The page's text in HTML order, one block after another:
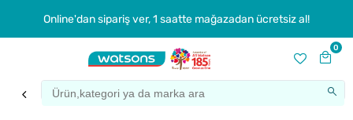
Online'dan sipariş ver, 1 saatte mağazadan ücretsiz al!
0